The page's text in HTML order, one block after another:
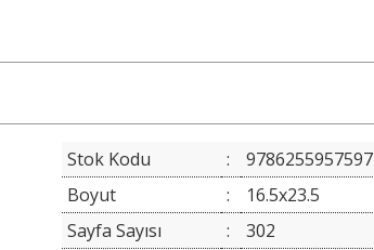
Stok Kodu :
9786255957597
Boyut
:
16.5x23.5
Sayfa Sayısı
:
302